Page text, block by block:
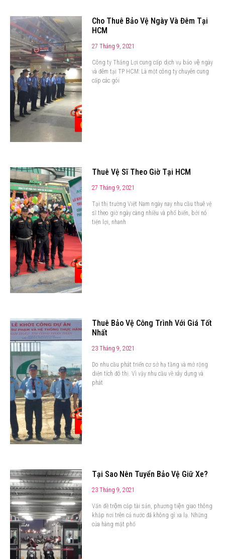
Cho Thuê Bảo Vệ Ngày Và Đêm Tại
HCM
27 Tháng 9, 2021
Công ty Thắng Lợi cung cấp dịch vụ bảo vệ ngày
và đêm tại TP HCM: Là một công ty chuyên cung
cấp các gói
Thuê Vệ Sĩ Theo Giờ Tại HCM
27 Tháng 9, 2021
Tại thị trường Việt Nam ngày nay nhu cầu thuê vệ
sĩ theo giờ ngày càng nhiều và phổ biến, bởi nó
tiện lợi, nhanh
Thuê Bảo Vệ Công Trình Với Giá Tốt
Nhất
23 Tháng 9, 2021
Do nhu cầu phát triển cơ sở hạ tầng và mở rộng
diện tích đô thị. Vì vậy nhu cầu về xây dựng và
phát
Tại Sao Nên Tuyển Bảo Vệ Giữ Xe?
23 Tháng 9, 2021
Vấn đề trộm cắp tài sản, phương tiện giao thông
khắp nơi trên cả nước đã không gì xa lạ. Những
cửa hàng mặt phố